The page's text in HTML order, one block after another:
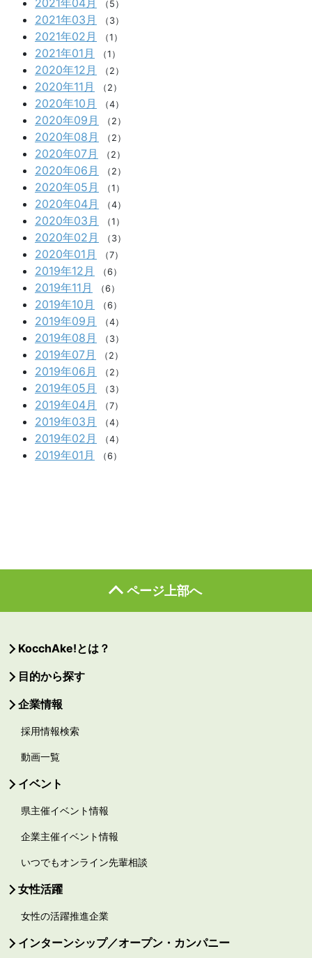
（5）
2021年03月 （3）
2021年02月 （1）
2021年01月 （1）
2020年12月 （2）
2020年11月 （2）
2020年10月 （4）
2020年09月 （2）
2020年08月 （2）
2020年07月 （2）
2020年06月 （2）
2020年05月 （1）
2020年04月 （4）
2020年03月 （1）
2020年02月 （3）
2020年01月 （7）
2019年12月 （6）
2019年11月 （6）
2019年10月 （6）
2019年09月 （4）
2019年08月 （3）
2019年07月 （2）
2019年06月 （2）
2019年05月 （3）
2019年04月 （7）
2019年03月 （4）
2019年02月 （4）
2019年01月 （6）
ページ上部へ
KocchAke!とは？
目的から探す
企業情報
採用情報検索
動画一覧
イベント
県主催イベント情報
企業主催イベント情報
いつでもオンライン先輩相談
女性活躍
女性の活躍推進企業
インターンシップ／オープン・カンパニー